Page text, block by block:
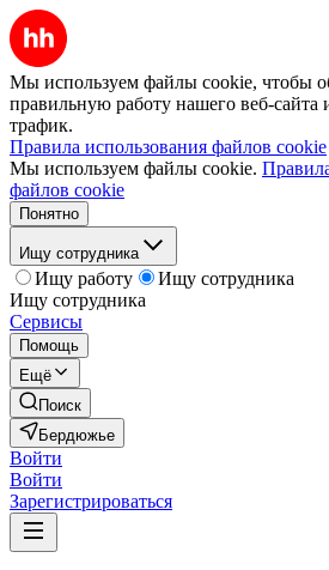
Мы используем файлы cookie, чтобы
правильную работу нашего веб-сайта
трафик.
Правила использования файлов cookie
Мы используем файлы cookie.
файлов cookie
Понятно
Ищу сотрудника
Ищу работу
Ищу сотрудника
Ищу сотрудника
Сервисы
Помощь
Ещё
Поиск
Бердюжье
Войти
Войти
Зарегистрироваться